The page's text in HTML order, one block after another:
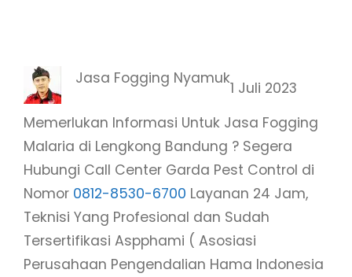
Jasa Fogging Nyamuk
1 Juli 2023
Memerlukan Informasi Untuk Jasa Fogging
Malaria di Lengkong Bandung ? Segera
Hubungi Call Center Garda Pest Control di
Nomor 0812-8530-6700 Layanan 24 Jam,
Teknisi Yang Profesional dan Sudah
Tersertifikasi Aspphami ( Asosiasi
Perusahaan Pengendalian Hama Indonesia